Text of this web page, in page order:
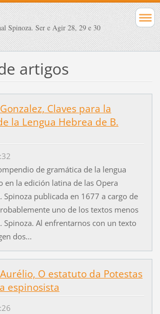
Spinoza. Ser e Agir 28, 29 e 30
artigos
Claves para la
la Lengua Hebrea de B.
de gramática de la lengua
en la edición latina de las Opera
Spinoza publicada en 1677 a cargo de
uno de los textos menos
Spinoza. Al enfrentarnos con un texto
dos...
O estatuto da Potestas
espinosista